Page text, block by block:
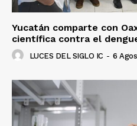
Yucatán comparte con
científica contra el
LUCES DEL SIGLO IC - 6